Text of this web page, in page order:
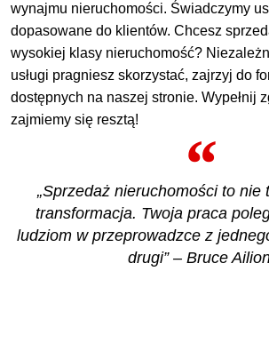
wynajmu nieruchomości. Świadczymy
dopasowane do klientów. Chcesz
wysokiej klasy nieruchomość?
usługi pragniesz skorzystać, zajrzyj do
dostępnych na naszej stronie. Wypełnij
zajmiemy się resztą!
„Sprzedaż nieruchomości to nie
transformacja. Twoja praca
ludziom w przeprowadzce z
drugi” – Bruce